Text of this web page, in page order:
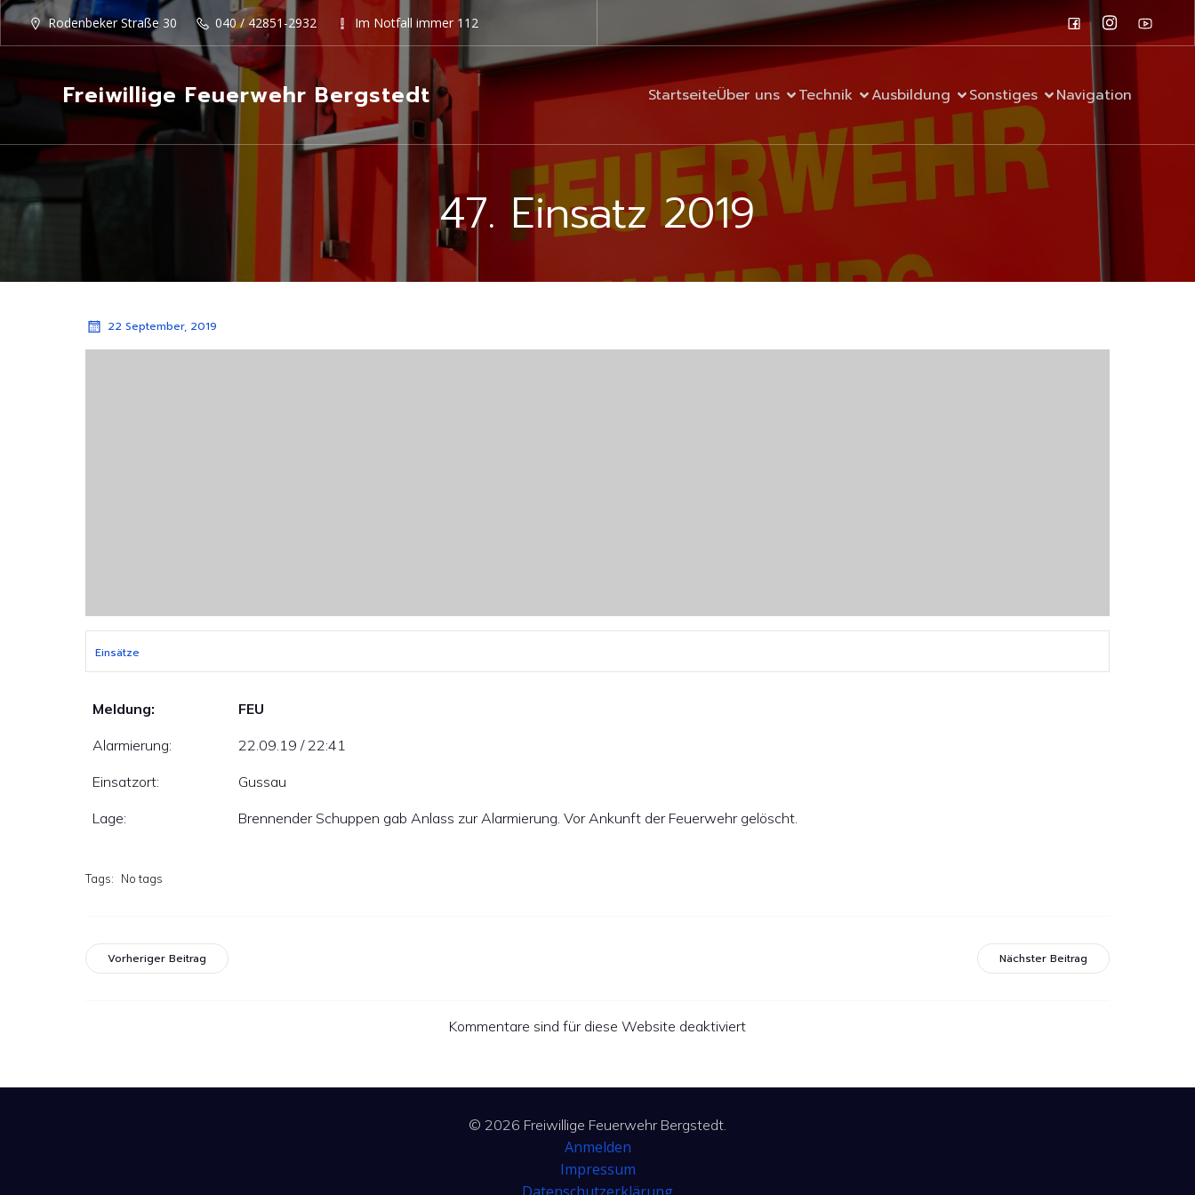
Rodenbeker Straße 30 040 / 42851-2932 Im Notfall immer 112
Freiwillige Feuerwehr Bergstedt StartseiteÜber uns Technik Ausbildung Sonstiges Navigation
47. Einsatz 2019
22 September, 2019
Einsätze
Meldung: FEU
Alarmierung: 22.09.19 / 22:41
Einsatzort: Gussau
Lage: Brennender Schuppen gab Anlass zur Alarmierung. Vor Ankunft der Feuerwehr gelöscht.
Tags: No tags
Vorheriger Beitrag Nächster Beitrag
Kommentare sind für diese Website deaktiviert
© 2026 Freiwillige Feuerwehr Bergstedt.
Anmelden
Impressum